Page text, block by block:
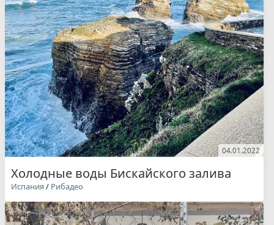
04.01.2022
Холодные воды Бискайского залива
Испания / Рибадео